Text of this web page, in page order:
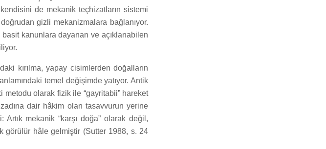
de mekanik teçhizatların sistemi
gizli mekanizmalara bağlanıyor.
basit kanunlara dayanan ve açıklanabilen
kırılma, yapay cisimlerden doğalların
temel değişimde yatıyor. Antik
olarak fizik ile “gayritabii” hareket
dair hâkim olan tasavvurun yerine
Artık mekanik “karşı doğa” olarak değil,
görülür hâle gelmiştir (Sutter 1988, s. 24